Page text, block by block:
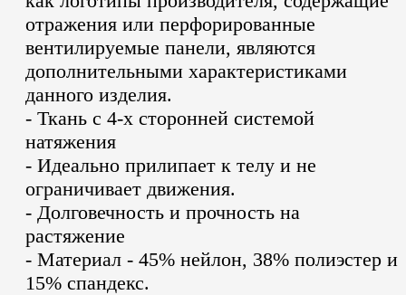
отражения или перфорированные
вентилируемые панели, являются
дополнительными характеристиками
данного изделия.
- Ткань с 4-х сторонней системой
натяжения
- Идеально прилипает к телу и не
ограничивает движения.
- Долговечность и прочность на
растяжение
- Материал - 45% нейлон, 38% полиэстер и
15% спандекс.